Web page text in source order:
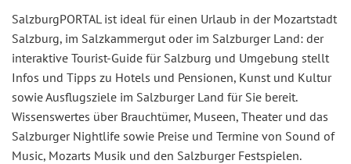
SalzburgPORTAL ist ideal für einen Urlaub in der Mozartstadt
Salzburg, im Salzkammergut oder im Salzburger Land: der
interaktive Tourist-Guide für Salzburg und Umgebung stellt
Infos und Tipps zu Hotels und Pensionen, Kunst und Kultur
sowie Ausflugsziele im Salzburger Land für Sie bereit.
Wissenswertes über Brauchtümer, Museen, Theater und das
Salzburger Nightlife sowie Preise und Termine von Sound of
Music, Mozarts Musik und den Salzburger Festspielen.